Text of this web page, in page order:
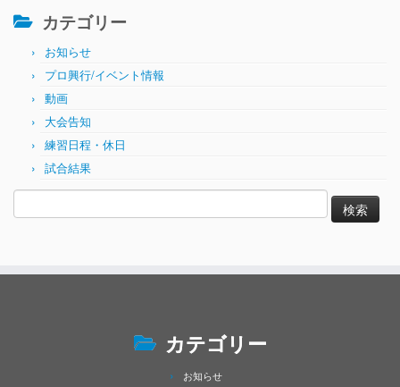
カテゴリー
お知らせ
プロ興行/イベント情報
動画
大会告知
練習日程・休日
試合結果
索:
カテゴリー
お知らせ